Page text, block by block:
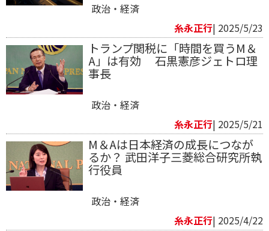
政治・経済
糸永正行| 2025/5/23
トランプ関税に「時間を買うM＆
A」は有効 石黒憲彦ジェトロ理
事長
政治・経済
糸永正行| 2025/5/21
M＆Aは日本経済の成長につなが
るか？ 武田洋子三菱総合研究所執
行役員
政治・経済
糸永正行| 2025/4/22